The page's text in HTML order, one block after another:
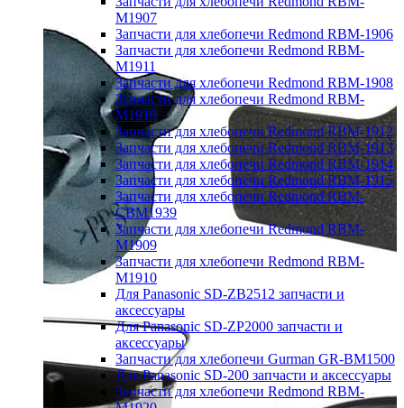
M1907
Запчасти для хлебопечи Redmond RBM-1906
Запчасти для хлебопечи Redmond RBM-
M1911
Запчасти для хлебопечи Redmond RBM-1908
Запчасти для хлебопечи Redmond RBM-
M1919
Запчасти для хлебопечи Redmond RBM-1912
Запчасти для хлебопечи Redmond RBM-1913
Запчасти для хлебопечи Redmond RBM-1914
Запчасти для хлебопечи Redmond RBM-1915
Запчасти для хлебопечи Redmond RBM-
CBM1939
Запчасти для хлебопечи Redmond RBM-
M1909
Запчасти для хлебопечи Redmond RBM-
M1910
Для Panasonic SD-ZB2512 запчасти и
аксессуары
Для Panasonic SD-ZP2000 запчасти и
аксессуары
Запчасти для хлебопечи Gurman GR-BM1500
Для Panasonic SD-200 запчасти и аксессуары
Запчасти для хлебопечи Redmond RBM-